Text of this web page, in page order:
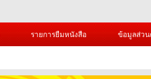
รายการยืมหนังสือ ข้อมูลส่ว